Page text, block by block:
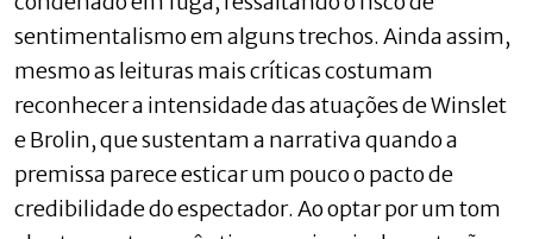
sentimentalismo em alguns trechos. Ainda assim,
mesmo as leituras mais críticas costumam
reconhecer a intensidade das atuações de Winslet
e Brolin, que sustentam a narrativa quando a
premissa parece esticar um pouco o pacto de
credibilidade do espectador. Ao optar por um tom